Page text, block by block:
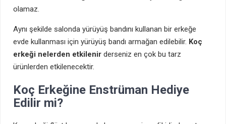
olamaz.
Aynı şekilde salonda yürüyüş bandını kullanan bir erkeğe
evde kullanması için yürüyüş bandı armağan edilebilir. Koç
erkeği nelerden etkilenir derseniz en çok bu tarz
ürünlerden etkilenecektir.
Koç Erkeğine Enstrüman Hediye
Edilir mi?